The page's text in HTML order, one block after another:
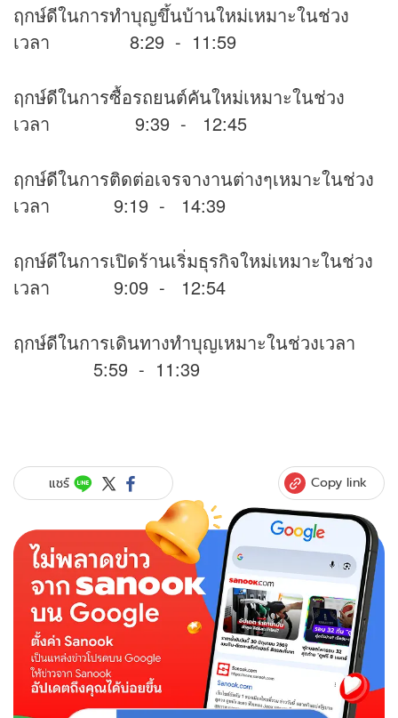
ฤกษ์ดีในการทำบุญขึ้นบ้านใหม่เหมาะในช่วง
เวลา 8:29 - 11:59
ฤกษ์ดีในการซื้อรถยนต์คันใหม่เหมาะในช่วง
เวลา 9:39 - 12:45
ฤกษ์ดีในการติดต่อเจรจางานต่างๆเหมาะในช่วง
เวลา 9:19 - 14:39
ฤกษ์ดีในการเปิดร้านเริ่มธุรกิจใหม่เหมาะในช่วง
เวลา 9:09 - 12:54
ฤกษ์ดีในการเดินทางทำบุญเหมาะในช่วงเวลา
5:59 - 11:39
แชร์ Copy link